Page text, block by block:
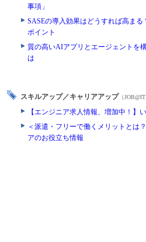
事項」
SASEの導入効果はどうすれば高ま
ポイント
質の高いAIアプリとエージェントを
は
スキルアップ／キャリアアップ （JOB@IT
【エンジニア求人情報、増加中！】
＜派遣・フリーで働くメリットとは
アのお役立ち情報